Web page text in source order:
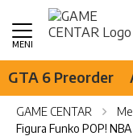
GTA 6 Preorder
GAME CENTAR